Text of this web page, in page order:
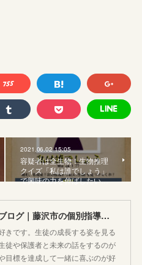
2021.06.02 15:05
容疑者は全生物！生物推理
クイズ「私は誰でしょう」
で興味の力を伸ばしたい…
「第二の家」ブログ｜藤沢市の個別指導塾のお話
きです。生徒の成長する姿を見る
徒や保護者と未来の話をするのが
目標を達成して一緒に喜ぶのが好